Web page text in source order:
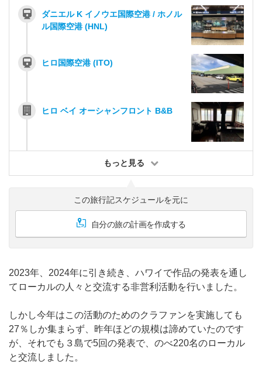
ダニエル K イノウエ国際空港 / ホノル
ル国際空港 (HNL)
ヒロ国際空港 (ITO)
ヒロ ベイ オーシャンフロント B&B
もっと見る
この旅行記スケジュールを元に
自分の旅の計画を作成する
2023年、2024年に引き続き、ハワイで作品の発表を通し
てローカルの人々と交流する非営利活動を行いました。
しかし今年はこの活動のためのクラファンを実施しても
27％しか集まらず、昨年ほどの規模は諦めていたのです
が、それでも３島で5回の発表で、のべ220名のローカル
と交流しました。